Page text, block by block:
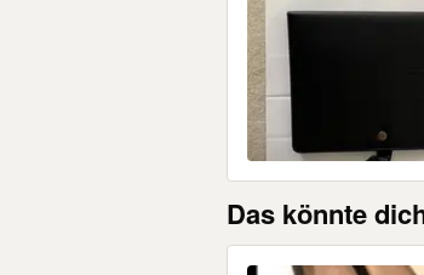
Das könnte